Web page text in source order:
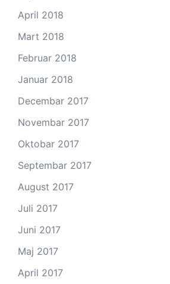
April 2018
Mart 2018
Februar 2018
Januar 2018
Decembar 2017
Novembar 2017
Oktobar 2017
Septembar 2017
August 2017
Juli 2017
Juni 2017
Maj 2017
April 2017